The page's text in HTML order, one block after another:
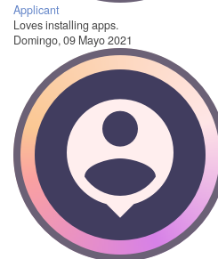
Applicant
Loves installing apps.
Domingo, 09 Mayo 2021